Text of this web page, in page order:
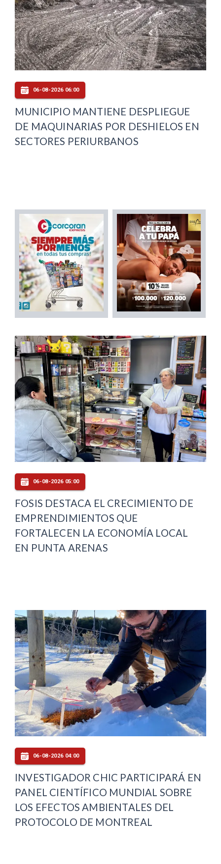
06-08-2026 06:00
MUNICIPIO MANTIENE DESPLIEGUE
DE MAQUINARIAS POR DESHIELOS EN
SECTORES PERIURBANOS
06-08-2026 05:00
FOSIS DESTACA EL CRECIMIENTO DE
EMPRENDIMIENTOS QUE
FORTALECEN LA ECONOMÍA LOCAL
EN PUNTA ARENAS
06-08-2026 04:00
INVESTIGADOR CHIC PARTICIPARÁ EN
PANEL CIENTÍFICO MUNDIAL SOBRE
LOS EFECTOS AMBIENTALES DEL
PROTOCOLO DE MONTREAL